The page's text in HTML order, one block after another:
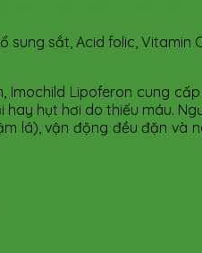
sắt, Acid folic,
Lipoferon cung
hụt hơi do thiếu máu.
lá), vận động đều đặn và